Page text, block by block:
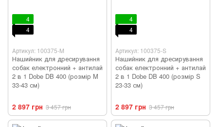
4
4
Артикул: 100375-M
Нашийник для дресирування
собак електронний + антилай
2 в 1 Dobe DB 400 (розмір M
33-43 см)
2 897 грн 3 457 грн
4
4
Артикул: 100375-S
Нашийник для дресирування
собак електронний + антилай
2 в 1 Dobe DB 400 (розмір S
23-33 см)
2 897 грн 3 457 грн